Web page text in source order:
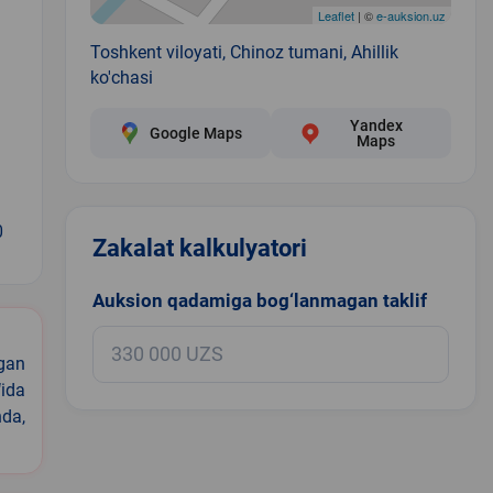
Leaflet| ©e-auksion.uz
Toshkent viloyati, Chinoz tumani, Ahillik
ko'chasi
Google Maps
Yandex
Maps
Zakalat kalkulyatori
Auksion qadamiga bog‘lanmagan taklif